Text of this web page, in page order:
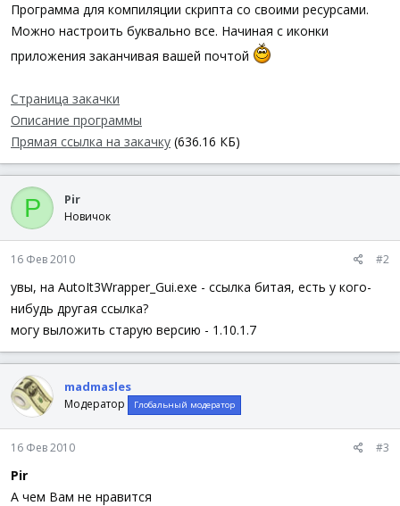
а
Программа для компиляции скрипта со своими ресурсами.
Можно настроить буквально все. Начиная с иконки
приложения заканчивая вашей почтой
Страница закачки
Описание программы
Прямая ссылка на закачку (636.16 КБ)
P Pir
Новичок
16 Фев 2010 #2
увы, на AutoIt3Wrapper_Gui.exe - ссылка битая, есть у кого-
нибудь другая ссылка?
могу выложить старую версию - 1.10.1.7
madmasles
Модератор Глобальный модератор
16 Фев 2010 #3
Pir
А чем Вам не нравится